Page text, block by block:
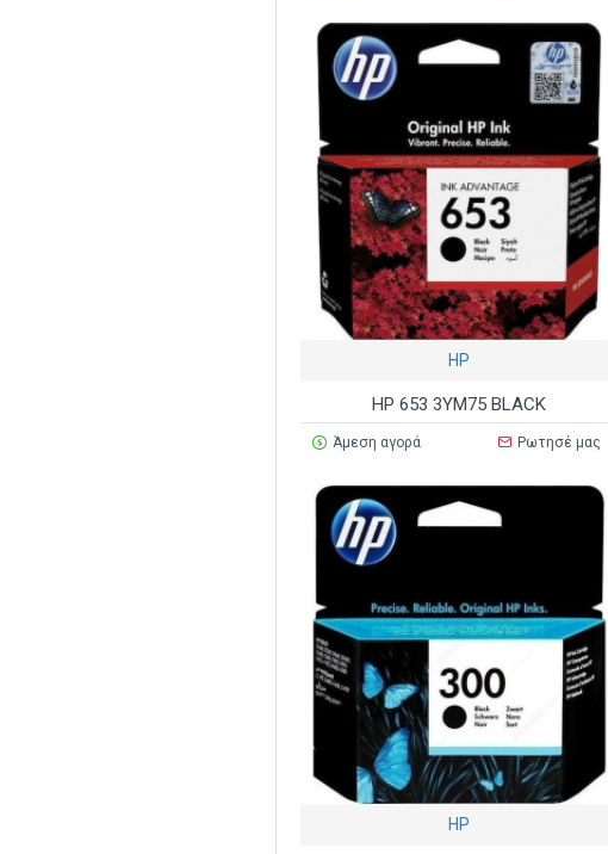
HP
HP 653 3YM75 BLACK
Άμεση αγορά Ρωτησέ μας
HP